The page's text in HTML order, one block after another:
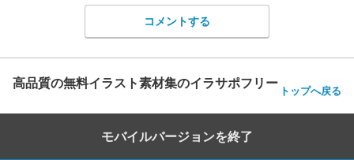
コメントする
高品質の無料イラスト素材集のイラサポフリー トップへ戻る
モバイルバージョンを終了